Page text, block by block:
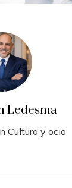
Ledesma
Cultura y ocio